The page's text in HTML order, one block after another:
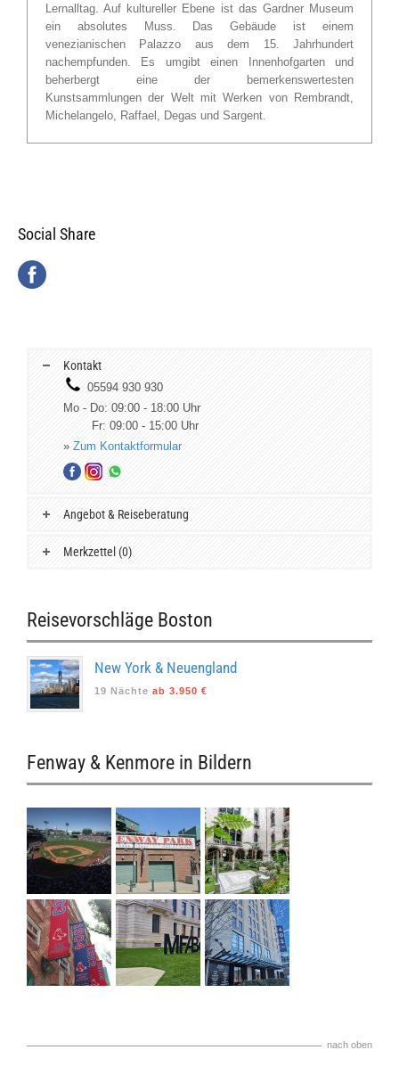
Lernalltag. Auf kultureller Ebene ist das Gardner Museum
ein absolutes Muss. Das Gebäude ist einem
venezianischen Palazzo aus dem 15. Jahrhundert
nachempfunden. Es umgibt einen Innenhofgarten und
beherbergt eine der bemerkenswertesten
Kunstsammlungen der Welt mit Werken von Rembrandt,
Michelangelo, Raffael, Degas und Sargent.
Social Share
Kontakt
05594 930 930
Mo - Do: 09:00 - 18:00 Uhr
Fr: 09:00 - 15:00 Uhr
» Zum Kontaktformular
Angebot & Reiseberatung
Merkzettel (0)
Reisevorschläge Boston
New York & Neuengland
19 Nächte ab 3.950 €
Fenway & Kenmore in Bildern
nach oben